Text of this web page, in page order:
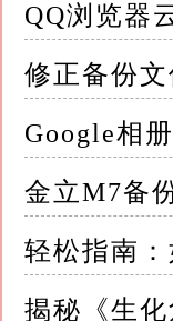
选择默认的文
2.启用文件历
- 在文件历史
3.配置备份文
可以添加多
4.设置备份频
QQ浏览器
修正备份
Google相
金立M7备
轻松指南
揭秘《生